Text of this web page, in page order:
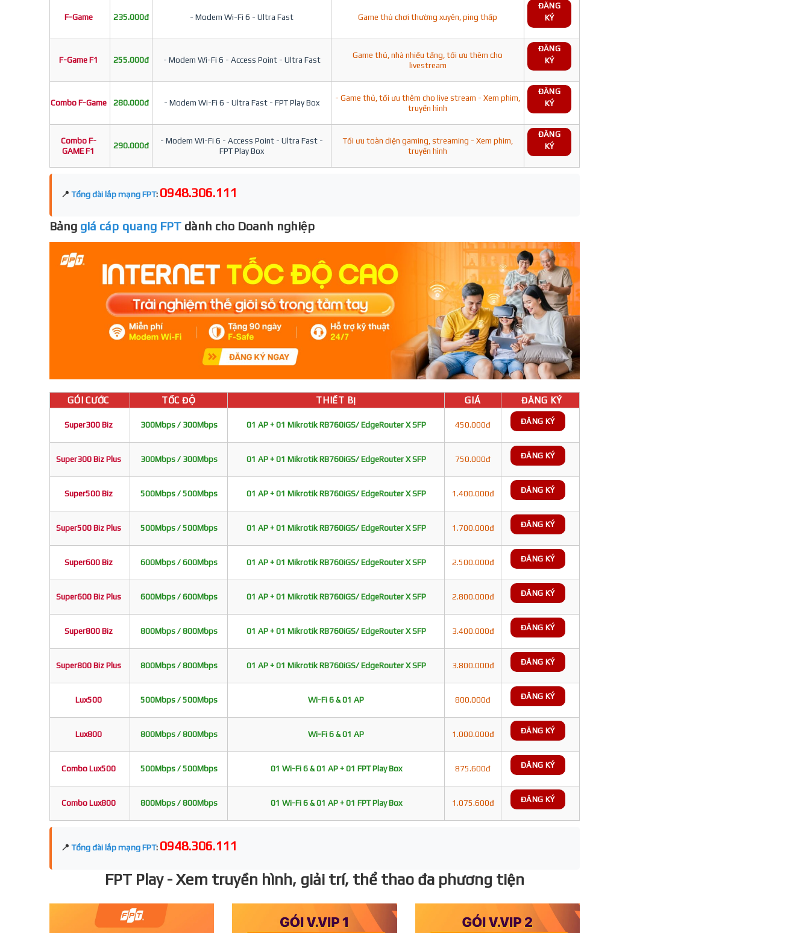
F-Game 235.000đ - Modem Wi-Fi 6 - Ultra Fast Game thủ chơi thường xuyên, ping thấp
ĐĂNG
KÝ
F-Game F1 255.000đ - Modem Wi-Fi 6 - Access Point - Ultra Fast
Game thủ, nhà nhiều tầng, tối ưu thêm cho
livestream
ĐĂNG
KÝ
Combo F-Game 280.000đ - Modem Wi-Fi 6 - Ultra Fast - FPT Play Box
- Game thủ, tối ưu thêm cho live stream - Xem phim,
truyền hình
ĐĂNG
KÝ
Combo F-
GAME F1
290.000đ
- Modem Wi-Fi 6 - Access Point - Ultra Fast -
FPT Play Box
Tối ưu toàn diện gaming, streaming - Xem phim,
truyền hình
ĐĂNG
KÝ
📍 Tổng đài lắp mạng FPT: 0948.306.111
Bảng giá cáp quang FPT dành cho Doanh nghiệp
GÓI CƯỚC TỐC ĐỘ THIẾT BỊ GIÁ ĐĂNG KÝ
Super300 Biz 300Mbps / 300Mbps 01 AP + 01 Mikrotik RB760iGS/ EdgeRouter X SFP 450.000đ ĐĂNG KÝ
Super300 Biz Plus 300Mbps / 300Mbps 01 AP + 01 Mikrotik RB760iGS/ EdgeRouter X SFP 750.000đ ĐĂNG KÝ
Super500 Biz 500Mbps / 500Mbps 01 AP + 01 Mikrotik RB760iGS/ EdgeRouter X SFP 1.400.000đ ĐĂNG KÝ
Super500 Biz Plus 500Mbps / 500Mbps 01 AP + 01 Mikrotik RB760iGS/ EdgeRouter X SFP 1.700.000đ ĐĂNG KÝ
Super600 Biz 600Mbps / 600Mbps 01 AP + 01 Mikrotik RB760iGS/ EdgeRouter X SFP 2.500.000đ ĐĂNG KÝ
Super600 Biz Plus 600Mbps / 600Mbps 01 AP + 01 Mikrotik RB760iGS/ EdgeRouter X SFP 2.800.000đ ĐĂNG KÝ
Super800 Biz 800Mbps / 800Mbps 01 AP + 01 Mikrotik RB760iGS/ EdgeRouter X SFP 3.400.000đ ĐĂNG KÝ
Super800 Biz Plus 800Mbps / 800Mbps 01 AP + 01 Mikrotik RB760iGS/ EdgeRouter X SFP 3.800.000đ ĐĂNG KÝ
Lux500 500Mbps / 500Mbps Wi-Fi 6 & 01 AP 800.000đ ĐĂNG KÝ
Lux800 800Mbps / 800Mbps Wi-Fi 6 & 01 AP 1.000.000đ ĐĂNG KÝ
Combo Lux500 500Mbps / 500Mbps 01 Wi-Fi 6 & 01 AP + 01 FPT Play Box 875.600đ ĐĂNG KÝ
Combo Lux800 800Mbps / 800Mbps 01 Wi-Fi 6 & 01 AP + 01 FPT Play Box 1.075.600đ ĐĂNG KÝ
📍 Tổng đài lắp mạng FPT: 0948.306.111
FPT Play - Xem truyền hình, giải trí, thể thao đa phương tiện